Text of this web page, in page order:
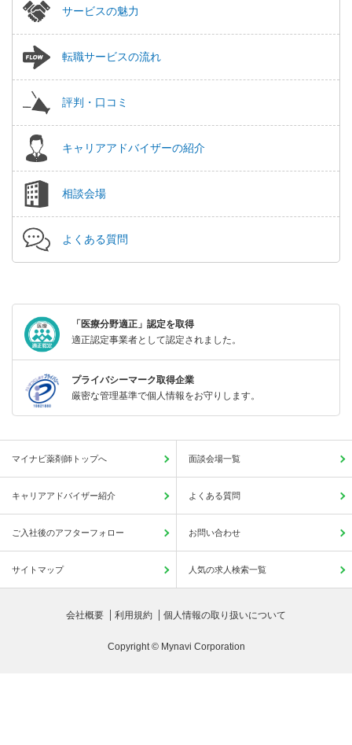
サービスの魅力
転職サービスの流れ
評判・口コミ
キャリアアドバイザーの紹介
相談会場
よくある質問
「医療分野適正」認定を取得
適正認定事業者として認定されました。
プライバシーマーク取得企業
厳密な管理基準で個人情報をお守りします。
マイナビ薬剤師トップへ 面談会場一覧
キャリアアドバイザー紹介 よくある質問
ご入社後のアフターフォロー お問い合わせ
サイトマップ 人気の求人検索一覧
会社概要 利用規約 個人情報の取り扱いについて
Copyright © Mynavi Corporation